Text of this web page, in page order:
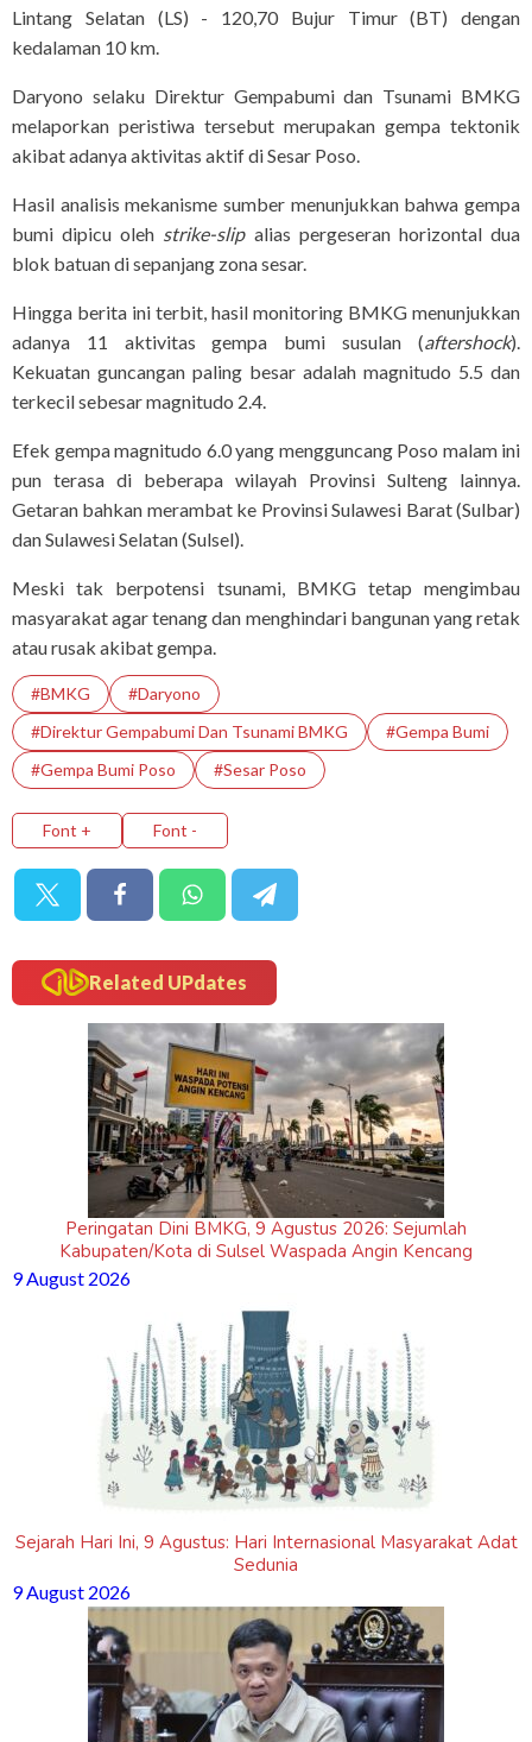
Lintang Selatan (LS) - 120,70 Bujur Timur (BT) dengan
kedalaman 10 km.
Daryono selaku Direktur Gempabumi dan Tsunami BMKG
melaporkan peristiwa tersebut merupakan gempa tektonik
akibat adanya aktivitas aktif di Sesar Poso.
Hasil analisis mekanisme sumber menunjukkan bahwa gempa
bumi dipicu oleh strike-slipalias pergeseran horizontal dua
blok batuan di sepanjang zona sesar.
Hingga berita ini terbit, hasil monitoring BMKG menunjukkan
adanya 11 aktivitas gempa bumi susulan (aftershock).
Kekuatan guncangan paling besar adalah magnitudo 5.5 dan
terkecil sebesar magnitudo 2.4.
Efek gempa magnitudo 6.0 yang mengguncang Poso malam ini
pun terasa di beberapa wilayah Provinsi Sulteng lainnya.
Getaran bahkan merambat ke Provinsi Sulawesi Barat (Sulbar)
dan Sulawesi Selatan (Sulsel).
Meski tak berpotensi tsunami, BMKG tetap mengimbau
masyarakat agar tenang dan menghindari bangunan yang retak
atau rusak akibat gempa.
#BMKG
#Daryono
#Direktur Gempabumi Dan Tsunami BMKG
#Gempa Bumi
#Gempa Bumi Poso
#Sesar Poso
Font + Font -
Related UPdates
Peringatan Dini BMKG, 9 Agustus 2026: Sejumlah
Kabupaten/Kota di Sulsel Waspada Angin Kencang
9 August 2026
Sejarah Hari Ini, 9 Agustus: Hari Internasional Masyarakat Adat
Sedunia
9 August 2026